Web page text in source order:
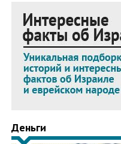
Деньги